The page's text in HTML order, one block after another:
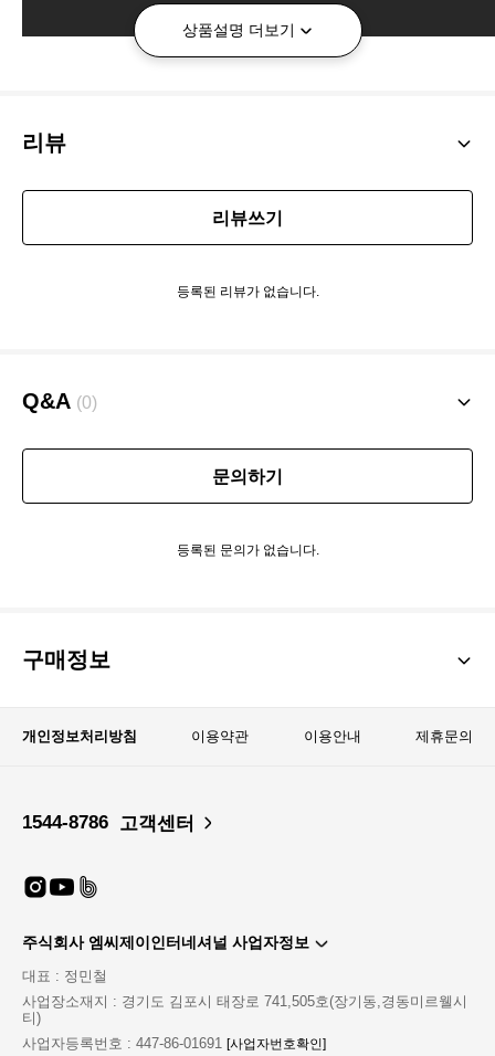
상품설명 더보기
리뷰
리뷰쓰기
등록된 리뷰가 없습니다.
Q&A (0)
문의하기
등록된 문의가 없습니다.
구매정보
개인정보처리방침 이용약관 이용안내 제휴문의
1544-8786 고객센터
주식회사 엠씨제이인터네셔널 사업자정보
대표 : 정민철
사업장소재지 : 경기도 김포시 태장로 741,505호(장기동,경동미르웰시
티)
사업자등록번호 : 447-86-01691 [사업자번호확인]